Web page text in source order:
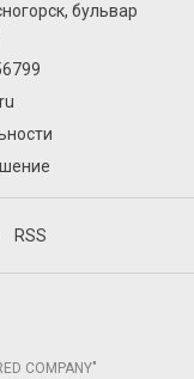
бульвар
RSS
COMPANY"